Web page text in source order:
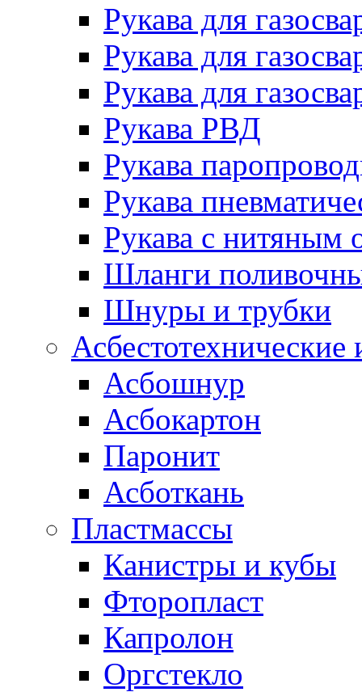
Рукава для
Рукава для
Рукава для
Рукава РВД
Рукава
Рукава
Рукава с нитяным
Шланги
Шнуры и трубки
Асбестотехнические
Асбошнур
Асбокартон
Паронит
Асботкань
Пластмассы
Канистры и кубы
Фторопласт
Капролон
Оргстекло